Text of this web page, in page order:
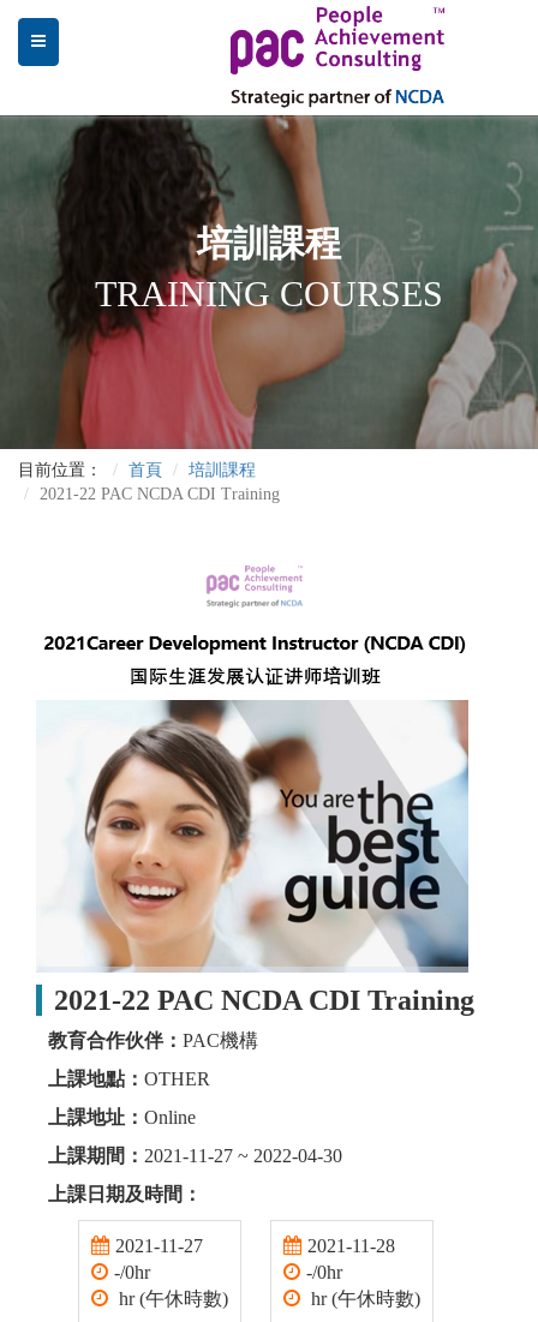
培訓課程
TRAINING COURSES
目前位置： 首頁
培訓課程
2021-22 PAC NCDA CDI Training
2021-22 PAC NCDA CDI Training
教育合作伙伴： PAC機構
上課地點： OTHER
上課地址： Online
上課期間： 2021-11-27 ~ 2022-04-30
上課日期及時間：
2021-11-27
-/0hr
hr (午休時數)
2021-11-28
-/0hr
hr (午休時數)